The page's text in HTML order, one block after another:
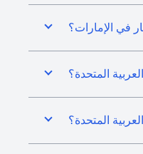
في الإمارات؟
المتحدة؟
المتحدة؟